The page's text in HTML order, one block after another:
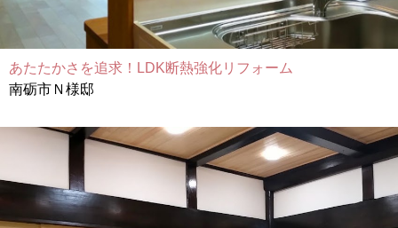
あたたかさを追求！LDK断熱強化リフォーム
南砺市Ｎ様邸